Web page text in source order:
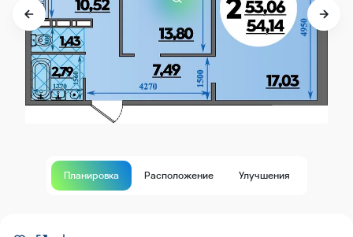
Планировка Расположение Улучшения